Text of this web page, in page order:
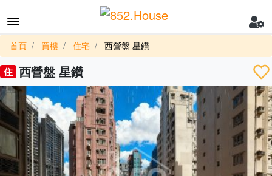
首頁 買樓 住宅 西營盤 星鑽
住 西營盤 星鑽